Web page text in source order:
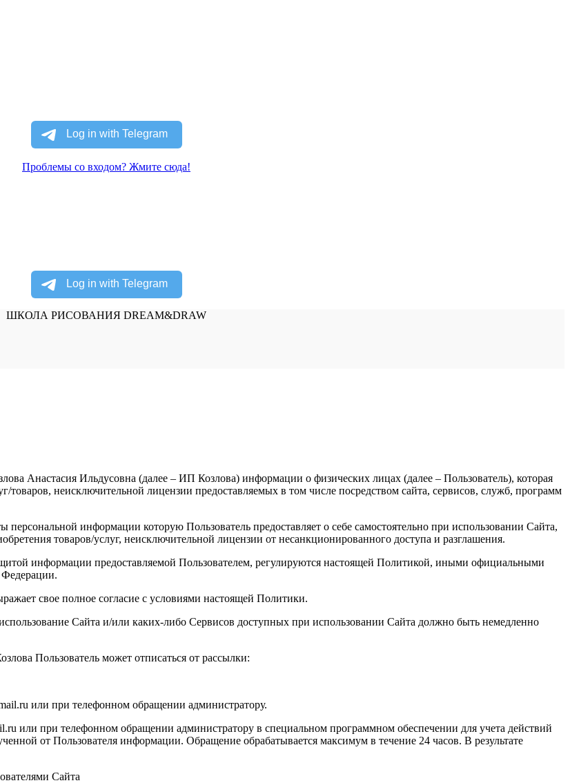
Проблемы со входом? Жмите сюда!
ШКОЛА РИСОВАНИЯ DREAM&DRAW
Анастасия Ильдусовна (далее – ИП Козлова) информации о физических лицах (далее – Пользователь), которая
неисключительной лицензии предоставляемых в том числе посредством сайта, сервисов, служб, программ
информации которую Пользователь предоставляет о себе самостоятельно при использовании Сайта,
товаров/услуг, неисключительной лицензии от несанкционированного доступа и разглашения.
информации предоставляемой Пользователем, регулируются настоящей Политикой, иными официальными
свое полное согласие с условиями настоящей Политики.
Сайта и/или каких-либо Сервисов доступных при использовании Сайта должно быть немедленно
Пользователь может отписаться от рассылки:
или при телефонном обращении администратору.
или при телефонном обращении администратору в специальном программном обеспечении для учета действий
от Пользователя информации. Обращение обрабатывается максимум в течение 24 часов. В результате
Сайта